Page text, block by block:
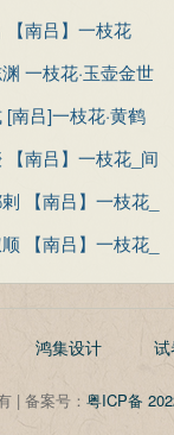
玉
【南吕】一枝花
一枝花·玉壶金世
[南吕]一枝花·黄鹤
【南吕】一枝花_间
【南吕】一枝花_
【南吕】一枝花_
坎
鸿集设计
| 备案号： 粤ICP备